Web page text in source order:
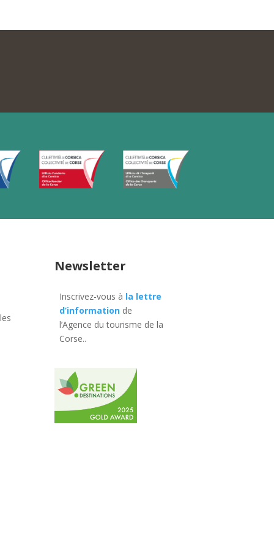
Newsletter
Inscrivez-vous à la lettre
d’information de
l’Agence du tourisme de la
Corse..